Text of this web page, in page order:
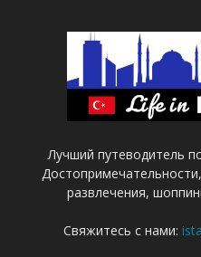
Лучший путеводитель
развлечения,
Свяжитесь с нами: